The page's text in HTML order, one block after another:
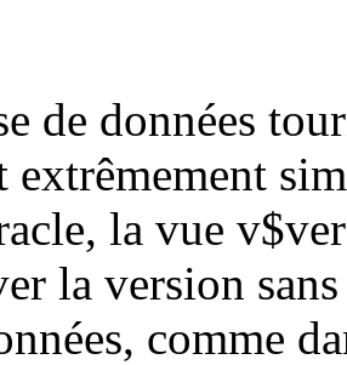
de données
extrêmement
la vue
la version
comme